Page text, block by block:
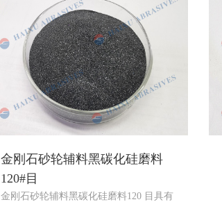
金刚石砂轮辅料黑碳化硅磨料
120#目
金刚石砂轮辅料黑碳化硅磨料120 目具有